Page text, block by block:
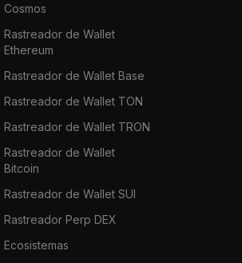
Cosmos
Rastreador de Wallet
Ethereum
Rastreador de Wallet Base
Rastreador de Wallet TON
Rastreador de Wallet TRON
Rastreador de Wallet
Bitcoin
Rastreador de Wallet SUI
Rastreador Perp DEX
Ecosistemas